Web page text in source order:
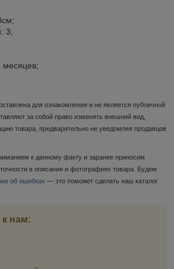
3;
месяцев;
для ознакомления и не является публичной
за собой право изменять внешний вид,
товара, предварительно не уведомляя продавцов
к данному факту и заранее приносим
в описании и фотографиях товара. Будем
об ошибках — это поможет сделать наш каталог
к нам: